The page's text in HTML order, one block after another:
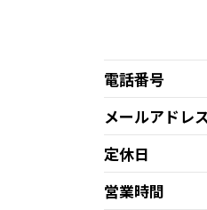
電話番号
メールアドレ
定休日
営業時間